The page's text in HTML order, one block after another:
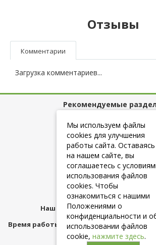
Отзывы
Комментарии
Загрузка комментариев...
Рекомендуемые
Полезные ссылки
+7 (925) 084-10-60
Наш адрес:Москва,ул.Плещеева
Время работы магазина:с 10:00 до 21:00
консультация)
Мы используем файлы
cookies для улучшения
работы сайта. Оставаясь
на нашем сайте, вы
соглашаетесь с
использования файлов
cookies. Чтобы
ознакомиться с нашими
Положениями о
конфиденциальности и
использовании файлов
cookie, нажмите здесь.